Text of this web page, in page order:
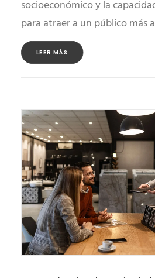
socioeconómico y la
para atraer a un público más
LEER MÁS